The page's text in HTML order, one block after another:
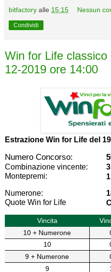
bitfactory alle 15:15 Nessun
Condividi
Win for Life
12-2019 ore 14:00
Estrazione Win for Life del
Numero Concorso:
Combinazione vincente:
Montepremi:
Numerone:
Quote Win for Life
Vincita
10 + Numerone
10
9 + Numerone
9